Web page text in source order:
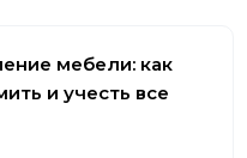
мебели: как
и учесть все